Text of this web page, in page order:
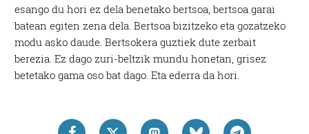
esango du hori ez dela benetako bertsoa, bertsoa garai
batean egiten zena dela. Bertsoa bizitzeko eta gozatzeko
modu asko daude. Bertsokera guztiek dute zerbait
berezia. Ez dago zuri-beltzik mundu honetan, grisez
betetako gama oso bat dago. Eta ederra da hori.